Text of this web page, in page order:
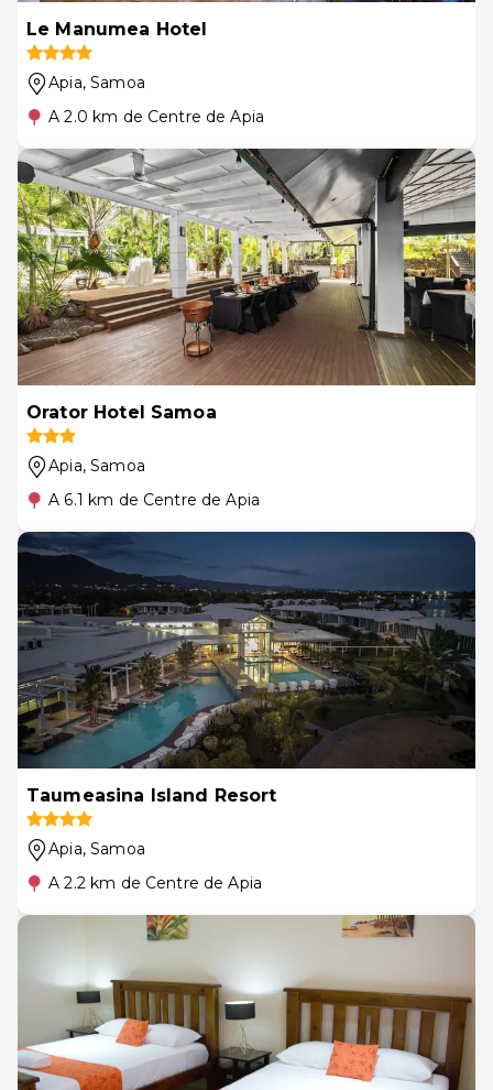
Le Manumea Hotel
Apia, Samoa
A 2.0 km de Centre de Apia
Orator Hotel Samoa
Apia, Samoa
A 6.1 km de Centre de Apia
Taumeasina Island Resort
Apia, Samoa
A 2.2 km de Centre de Apia